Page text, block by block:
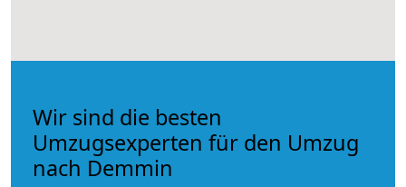
Wir sind die besten
Umzugsexperten für den Umzug
nach Demmin